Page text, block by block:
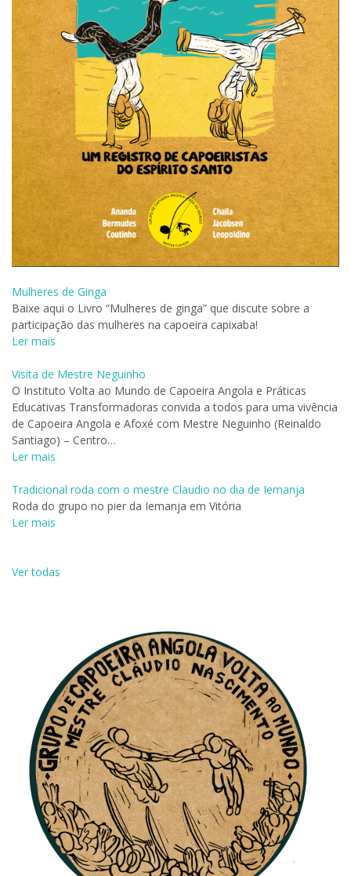
Mulheres de Ginga
Baixe aqui o Livro “Mulheres de ginga” que discute sobre a
participação das mulheres na capoeira capixaba!
Ler mais
Visita de Mestre Neguinho
O Instituto Volta ao Mundo de Capoeira Angola e Práticas
Educativas Transformadoras convida a todos para uma vivência
de Capoeira Angola e Afoxé com Mestre Neguinho (Reinaldo
Santiago) – Centro…
Ler mais
Tradicional roda com o mestre Claudio no dia de Iemanja
Roda do grupo no pier da Iemanja em Vitória
Ler mais
Ver todas